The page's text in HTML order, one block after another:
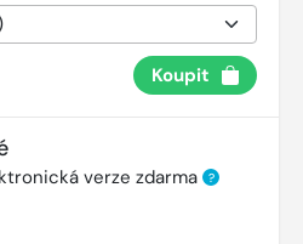
Koupit
verze zdarma ?